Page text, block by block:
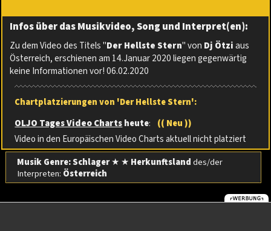
Infos über das Musikvideo, Song und Interpret(en):
Zu dem Video des Titels "Der Hellste Stern" von Dj Ötziaus
Österreich, erschienen am 14.Januar 2020 liegen gegenwärtig
keine Informationen vor! 06.02.2020
Chartplatzierungen von 'Der Hellste Stern':
OLJO Tages Video Chartsheute:
(( Neu ))
Video in den Europäischen Video Charts aktuell nicht platziert
Musik Genre: Schlager★ ★ Herkunftslanddes/der
Interpreten: Österreich